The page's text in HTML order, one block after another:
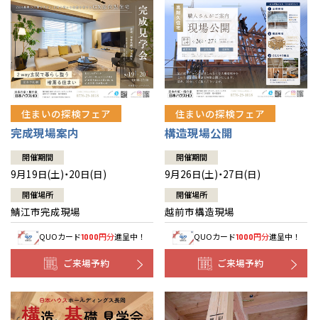
住まいの探検フェア
完成現場案内
開催期間
9月19日(土)・20日(日)
開催場所
鯖江市完成現場
QUOカード1000円分進呈中！
ご来場予約
住まいの探検フェア
構造現場公開
開催期間
9月26日(土)・27日(日)
開催場所
越前市構造現場
QUOカード1000円分進呈中！
ご来場予約